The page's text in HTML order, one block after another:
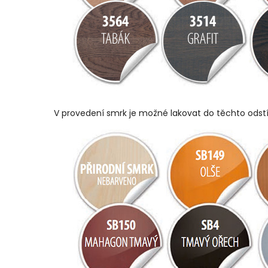
V provedení smrk je možné lakovat do těchto